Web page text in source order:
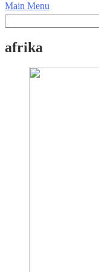
Main Menu
afrika